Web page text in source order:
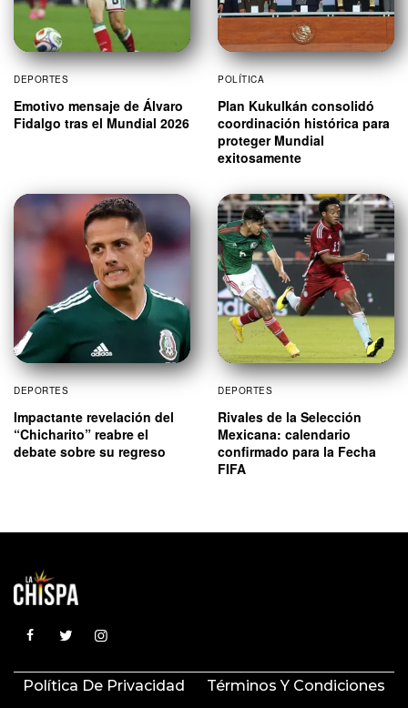
DEPORTES
Emotivo mensaje de Álvaro
Fidalgo tras el Mundial 2026
POLÍTICA
Plan Kukulkán consolidó
coordinación histórica para
proteger Mundial
exitosamente
DEPORTES
Impactante revelación del
“Chicharito” reabre el
debate sobre su regreso
DEPORTES
Rivales de la Selección
Mexicana: calendario
confirmado para la Fecha
FIFA
Política De Privacidad Términos Y Condiciones